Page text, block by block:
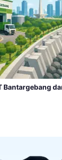
Bantargebang